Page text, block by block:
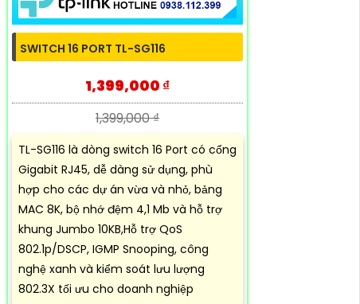
SWITCH 16 PORT TL-SG116
1,399,000 ₫
1,399,000 ₫
TL-SG116 là dòng switch 16 Port có cổng
Gigabit RJ45, dễ dàng sử dụng, phù
hợp cho các dự án vừa và nhỏ, bảng
MAC 8K, bộ nhớ đệm 4,1 Mb và hỗ trợ
khung Jumbo 10KB,Hỗ trợ QoS
802.1p/DSCP, IGMP Snooping, công
nghệ xanh và kiểm soát lưu lượng
802.3X tối ưu cho doanh nghiệp